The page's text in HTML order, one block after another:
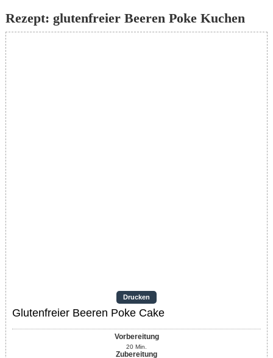
Rezept: glutenfreier Beeren Poke Kuchen
Drucken
Glutenfreier Beeren Poke Cake
Vorbereitung
20 Min.
Zubereitung